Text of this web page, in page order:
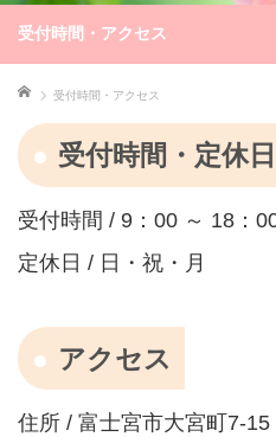
受付時間・アクセス
ホーム 受付時間・アクセス
受付時間・定休日
受付時間 / 9：00 ～ 18：
定休日 / 日・祝・月
アクセス
住所 / 富士宮市大宮町7-